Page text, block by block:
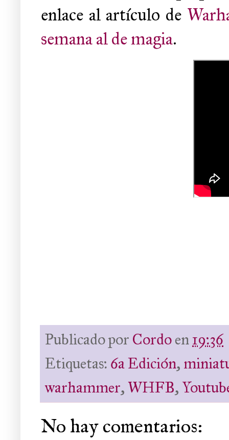
enlace al artículo de
semana al de magia.
Publicado por Cordoen19:36
Etiquetas: 6a Edición,
warhammer,WHFB,
No hay comentarios: